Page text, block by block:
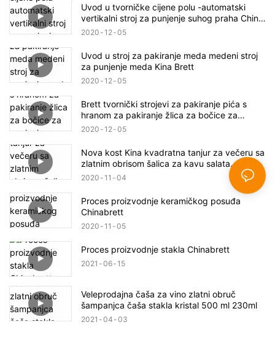
Uvod u tvorničke cijene polu -automatski
vertikalni stroj za punjenje suhog praha China
Brett
2020 12 05
Uvod u stroj za pakiranje meda medeni stroj
za punjenje meda Kina Brett
2020 12 05
Brett tvornički strojevi za pakiranje pića s
hranom za pakiranje žlica za bočice za
punjenje radionice za brtvljenje strojeva za
2020 12 05
Nova kost Kina kvadratna tanjur za večeru sa
zlatnim obrisom šalica za kavu salata
prilagođena
2020 11 04
Proces proizvodnje keramičkog posuđa
Chinabrett
2020 11 05
Proces proizvodnje stakla Chinabrett
2021 06 15
Veleprodajna čaša za vino zlatni obruč
šampanjca čaša stakla kristal 500 ml 230ml
2021 04 03